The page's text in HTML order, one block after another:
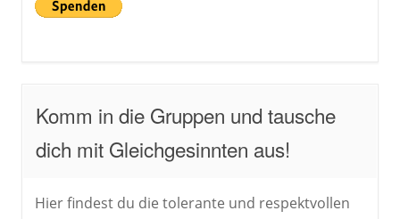
Komm in die Gruppen und tausche
dich mit Gleichgesinnten aus!
Hier findest du die tolerante und respektvollen